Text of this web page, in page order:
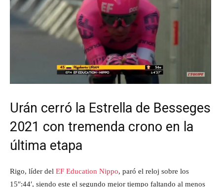
Urán cerró la Estrella de Besseges
2021 con tremenda crono en la
última etapa
Rigo, líder del EF Education Nippo, paró el reloj sobre los
15″:44′, siendo este el segundo mejor tiempo faltando al menos